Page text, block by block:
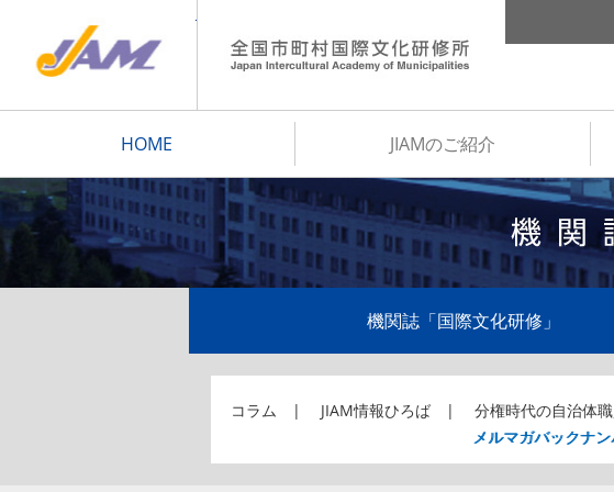
HOME JIAMのご紹介
機関誌「国際文化研修」
コラム JIAM情報ひろば 分権時代の自治体
メルマガバックナ